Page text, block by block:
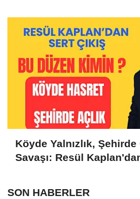
Köyde Yalnızlık,
Savaşı: Resül
SON HABERLER